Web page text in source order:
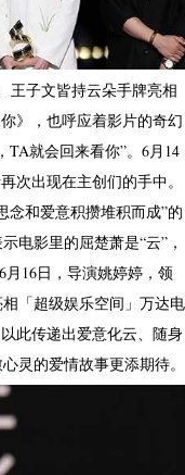
王子文皆持云朵手牌亮相
》，也呼应着影片的奇幻
TA就会回来看你”。6月14
次出现在主创们的手中。
念和爱意积攒堆积而成”的
电影里的屈楚萧是“云”，
月16日，导演姚婷婷，领
「超级娱乐空间」万达电
此传递出爱意化云、随身
灵的爱情故事更添期待。